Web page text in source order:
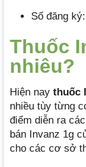
Số đăng
Thuốc
nhiêu?
Hiện nay thuốc
nhiều tùy từng
điểm diễn ra
bán Invanz 1g
cho các cơ sở